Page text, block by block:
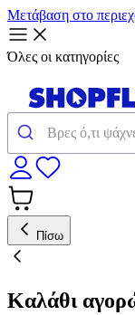
Μετάβαση στο
Όλες οι κατηγορίες
Πίσω
Καλάθι